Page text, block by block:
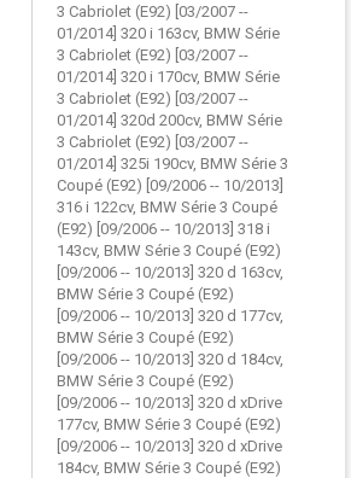
3 Cabriolet (E92) [03/2007 --
01/2014] 320 i 163cv, BMW Série
3 Cabriolet (E92) [03/2007 --
01/2014] 320 i 170cv, BMW Série
3 Cabriolet (E92) [03/2007 --
01/2014] 320d 200cv, BMW Série
3 Cabriolet (E92) [03/2007 --
01/2014] 325i 190cv, BMW Série 3
Coupé (E92) [09/2006 -- 10/2013]
316 i 122cv, BMW Série 3 Coupé
(E92) [09/2006 -- 10/2013] 318 i
143cv, BMW Série 3 Coupé (E92)
[09/2006 -- 10/2013] 320 d 163cv,
BMW Série 3 Coupé (E92)
[09/2006 -- 10/2013] 320 d 177cv,
BMW Série 3 Coupé (E92)
[09/2006 -- 10/2013] 320 d 184cv,
BMW Série 3 Coupé (E92)
[09/2006 -- 10/2013] 320 d xDrive
177cv, BMW Série 3 Coupé (E92)
[09/2006 -- 10/2013] 320 d xDrive
184cv, BMW Série 3 Coupé (E92)